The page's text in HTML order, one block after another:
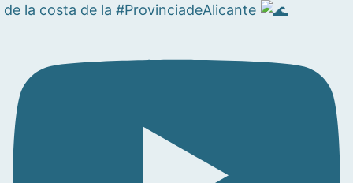
de la costa de la #ProvinciadeAlicante